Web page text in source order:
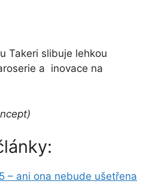
Takeri slibuje lehkou
a inovace na
– ani ona nebude ušetřena